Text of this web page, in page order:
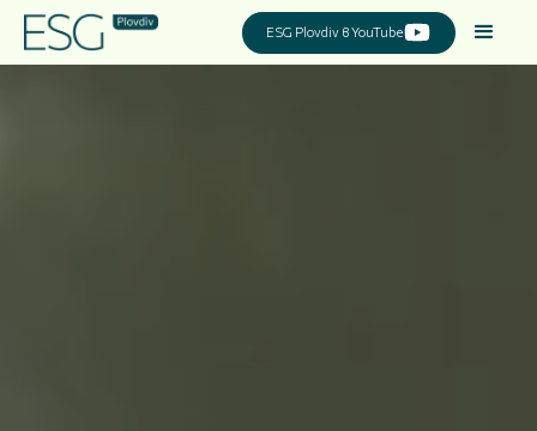
ESG Plovdiv в YouTube